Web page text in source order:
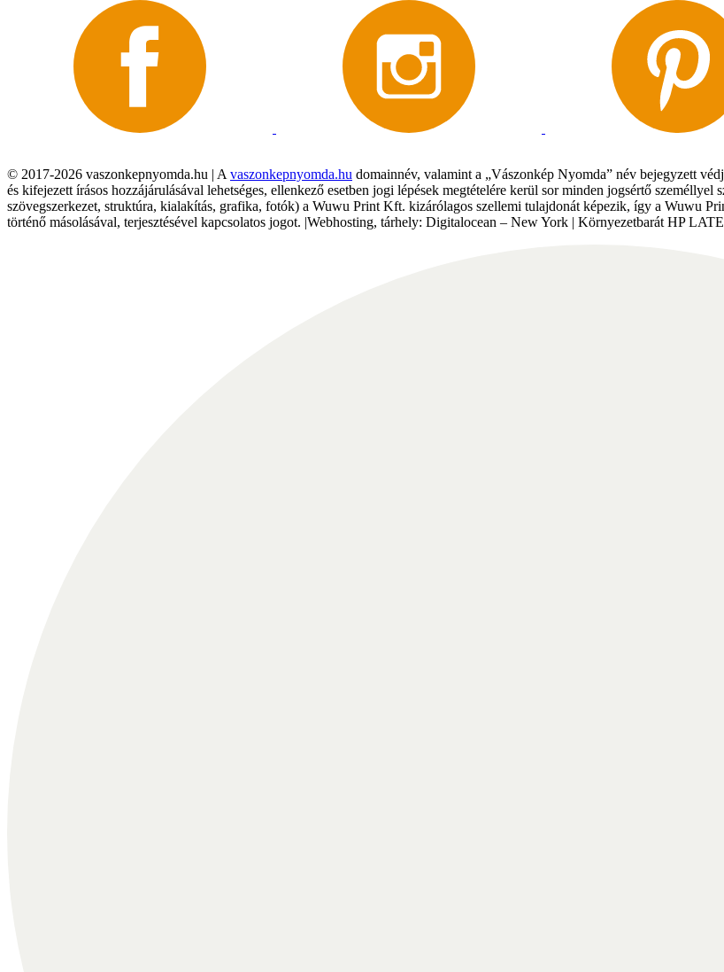
© 2017-2026 vaszonkepnyomda.hu | A vaszonkepnyomda.hu domainnév, valamint a „Vászonkép Nyomda” név bejegyzett
és kifejezett írásos hozzájárulásával lehetséges, ellenkező esetben jogi lépések megtételére kerül sor minden jogsértő személlyel
szövegszerkezet, struktúra, kialakítás, grafika, fotók) a Wuwu Print Kft. kizárólagos szellemi tulajdonát képezik, így a Wuwu
történő másolásával, terjesztésével kapcsolatos jogot. |Webhosting, tárhely: Digitalocean – New York | Környezetbarát HP